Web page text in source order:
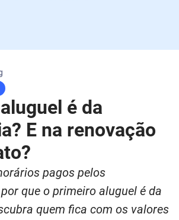
é da
E na renovação
pagos pelos
que o primeiro aluguel é da
quem fica com os valores